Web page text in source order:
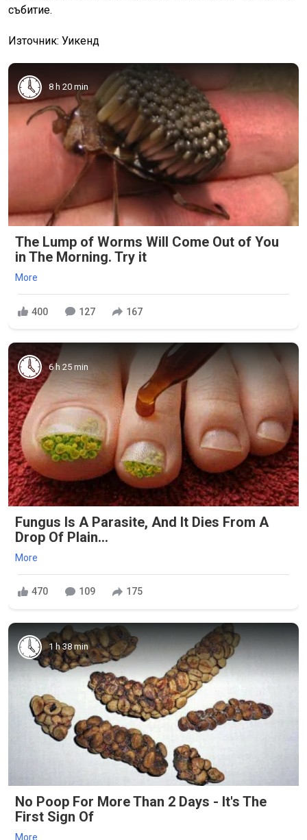
събитие.
Източник: Уикенд
8 h 20 min
The Lump of Worms Will Come Out of You
in The Morning. Try it
More
400 127 167
6 h 25 min
Fungus Is A Parasite, And It Dies From A
Drop Of Plain...
More
470 109 175
1 h 38 min
No Poop For More Than 2 Days - It's The
First Sign Of
More